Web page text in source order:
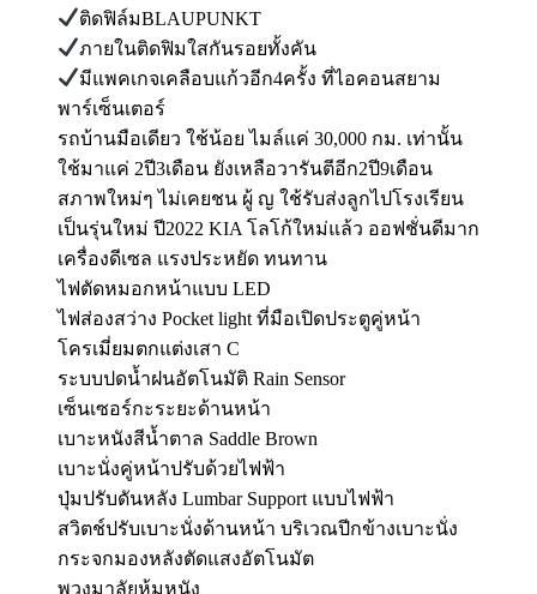
ติดฟิล์มBLAUPUNKT
ภายในติดฟิมใสกันรอยทั้งคัน
มีแพคเกจเคลือบแก้วอีก4ครั้ง ที่ไอคอนสยาม
พาร์เซ็นเตอร์
รถบ้านมือเดียว ใช้น้อย ไมล์แค่ 30,000 กม. เท่านั้น
ใช้มาแค่ 2ปี3เดือน ยังเหลือวารันตีอีก2ปี9เดือน
สภาพใหม่ๆ ไม่เคยชน ผู้ ญ ใช้รับส่งลูกไปโรงเรียน
เป็นรุ่นใหม่ ปี2022 KIA โลโก้ใหม่แล้ว ออฟชั่นดีมาก
เครื่องดีเซล แรงประหยัด ทนทาน
ไฟตัดหมอกหน้าแบบ LED
ไฟส่องสว่าง Pocket light ที่มือเปิดประตูคู่หน้า
โครเมี่ยมตกแต่งเสา C
ระบบปดน้ำฝนอัตโนมัติ Rain Sensor
เซ็นเซอร์กะระยะด้านหน้า
เบาะหนังสีน้ำตาล Saddle Brown
เบาะนั่งคู่หน้าปรับด้วยไฟฟ้า
ปุ่มปรับดันหลัง Lumbar Support แบบไฟฟ้า
สวิตช์ปรับเบาะนั่งด้านหน้า บริเวณปีกข้างเบาะนั่ง
กระจกมองหลังตัดแสงอัตโนมัต
พวงมาลัยหุ้มหนัง